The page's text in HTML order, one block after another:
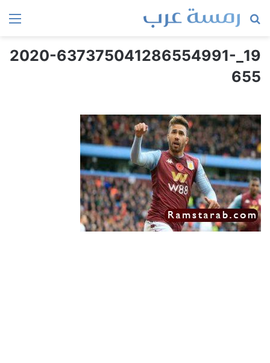
بحث
19_2020-637375041286554991-
655